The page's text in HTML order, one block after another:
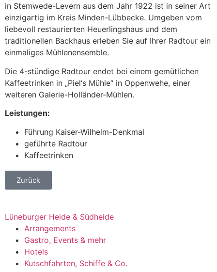
in Stemwede-Levern aus dem Jahr 1922 ist in seiner Art
einzigartig im Kreis Minden-Lübbecke. Umgeben vom
liebevoll restaurierten Heuerlingshaus und dem
traditionellen Backhaus erleben Sie auf Ihrer Radtour ein
einmaliges Mühlenensemble.
Die 4-stündige Radtour endet bei einem gemütlichen
Kaffeetrinken in „Piel‘s Mühle“ in Oppenwehe, einer
weiteren Galerie-Holländer-Mühlen.
Leistungen:
Führung Kaiser-Wilhelm-Denkmal
geführte Radtour
Kaffeetrinken
Zurück
Lüneburger Heide & Südheide
Arrangements
Gastro, Events & mehr
Hotels
Kutschfahrten, Schiffe & Co.